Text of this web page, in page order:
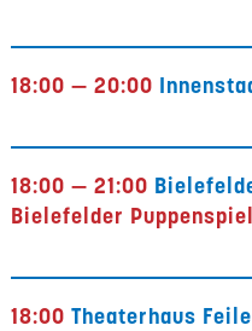
18:00 — 20:00
18:00 — 21:00
Bielefelder
18:00Theaterhaus